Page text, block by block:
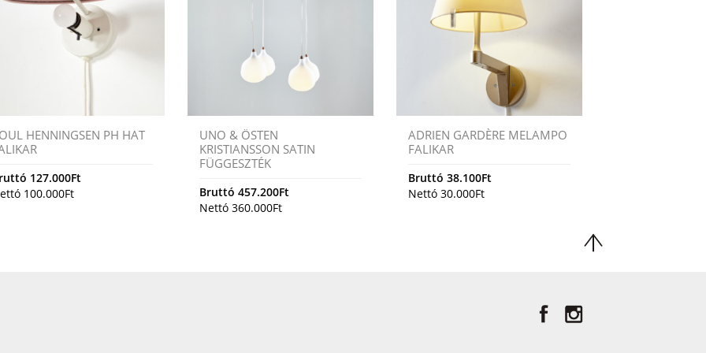
HENNINGSEN PH HAT
127.000Ft
100.000Ft
UNO & ÖSTEN
KRISTIANSSON SATIN
FÜGGESZTÉK
Bruttó457.200Ft
Nettó360.000Ft
ADRIEN GARDÈRE MELAMPO
FALIKAR
Bruttó38.100Ft
Nettó30.000Ft